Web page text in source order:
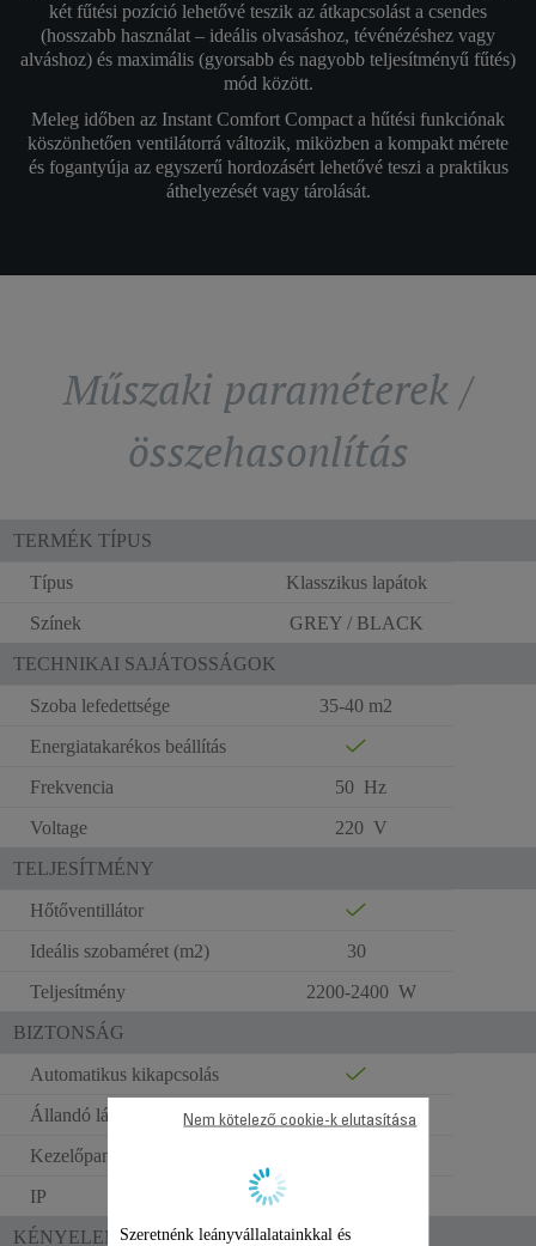
két fűtési pozíció lehetővé teszik az átkapcsolást a csendes
(hosszabb használat – ideális olvasáshoz, tévénézéshez vagy
alváshoz) és maximális (gyorsabb és nagyobb teljesítményű fűtés)
mód között.
Meleg időben az Instant Comfort Compact a hűtési funkciónak
köszönhetően ventilátorrá változik, miközben a kompakt mérete
és fogantyúja az egyszerű hordozásért lehetővé teszi a praktikus
áthelyezését vagy tárolását.
Műszaki paraméterek /
összehasonlítás
TERMÉK TÍPUS
Típus
Klasszikus lapátok
Színek
GREY / BLACK
TECHNIKAI SAJÁTOSSÁGOK
Szoba lefedettsége
35-40 m2
Energiatakarékos beállítás
Frekvencia
50 Hz
Voltage
220 V
TELJESÍTMÉNY
Hőtőventillátor
Ideális szobaméret (m2)
30
Teljesítmény
2200-2400 W
BIZTONSÁG
Automatikus kikapcsolás
Állandó láng
Kezelőpanel borítása
IP
KÉNYELEM A HASZNÁLATBAN
Szeretnénk leányvállalatainkkal és
Nem kötelező cookie-k elutasítása